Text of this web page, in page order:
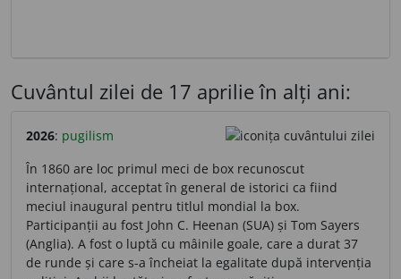
Cuvântul zilei de 17 aprilie în alți ani:
2026: pugilism
În 1860 are loc primul meci de box recunoscut
internațional, acceptat în general de istorici ca fiind
meciul inaugural pentru titlul mondial la box.
Participanții au fost John C. Heenan (SUA) și Tom Sayers
(Anglia). A fost o luptă cu mâinile goale, care a durat 37
de runde și care s-a încheiat la egalitate după intervenția